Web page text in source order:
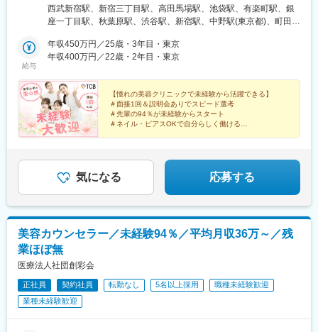
院、青森院、盛岡院、秋田院、山形院、仙台駅前院、福島院、郡
山院 など【関東】新宿東口院、池袋駅前院、品川院、秋葉原
横浜院、大宮東口院、水戸院、つくば院、宇都宮院、高崎院、前
橋院 など【中部】名古屋駅前院 、名古屋栄院、金山院、岐阜
院、長野院、松本院、山梨甲府駅前院 など【近畿】梅田大阪駅
前院、大阪阪急梅田駅前院、枚方院、天王寺院、堺院、なんば
院、心斎橋院、京都駅前院、奈良院、和歌山院、四日市院 など
【中四国】広島院、福山院、松山院、高松院、高知院、徳島院、
松江院、周南徳山駅ビル院 など【九州・沖縄】小倉院、佐賀
煙対策】屋内原則禁煙
西武新宿駅、新宿三丁目駅、高田馬場駅、池袋駅、有楽町駅、銀
座一丁目駅、秋葉原駅、渋谷駅、新宿駅、中野駅(東京都)、町田
浜駅、横浜駅、川崎駅、藤沢駅、本厚木駅、大宮駅(埼玉県)、川口
駅、川越駅、南越谷駅、宇都宮駅、水戸駅、つくば駅、千葉駅、
駅、さっぽろ駅、あおば通駅、福島駅(福島県)、郡山駅(福島県)、
青森駅、盛岡駅、山形駅、秋田駅、矢場町駅、近鉄名古屋駅、金
山駅(愛知県)、豊田市駅、駅前大通駅、名鉄岐阜駅、静岡駅、新浜
松駅、三島広小路駅、長野駅、松本駅、北鉄金沢駅、新潟駅、近
鉄四日市駅、電鉄富山駅、福井駅、甲府駅、東梅田駅、大阪難波
前駅、江坂駅、心斎橋駅、京都駅、烏丸駅、三ノ宮駅、姫路駅、
近鉄奈良駅、和歌山駅、草津駅(滋賀県)、徳山駅、立町駅、福山
駅、県庁前駅(沖縄県)、新宿西口駅、新宿駅(東京メトロ)、学習院
下駅、東池袋駅、日比谷駅、銀座駅、岩本町駅、立川駅、京王八
王子駅、高輪台駅、奥沢駅、神奈川駅、平沼橋駅、京急川崎駅、
石上駅、新越谷駅、宇都宮駅東口駅、新千葉駅、栄町駅(千葉県)、
船橋駅、札幌駅、仙台駅(地下鉄)、曽根田駅、栄駅(愛知県)、名古
屋駅、西高蔵駅、新豊田駅、新豊橋駅、岐阜駅、新静岡駅、浜松
駅、三島田町駅、市役所前駅(長野県)、金沢駅、あすなろう四日市
給与
年収450万円／25歳・3年目・東京
年収400万円／22歳・2年目・東京
【憧れの美容クリニックで未経験から活躍できる】
＃面接1回＆説明会ありでスピード選考
＃先輩の94％が未経験からスタート
＃ネイル・ピアスOKで自分らしく働ける
気になる 応募する
美容カウンセラー／未経験94％／平均月収36万～／残
業ほぼ無
医療法人社団創彩会
正社員 契約社員 転勤なし 5名以上採用
職種未経験歓迎
業種未経験歓迎